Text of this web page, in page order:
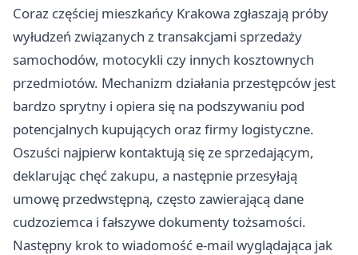
Coraz częściej mieszkańcy Krakowa zgłaszają próby
wyłudzeń związanych z transakcjami sprzedaży
samochodów, motocykli czy innych kosztownych
przedmiotów. Mechanizm działania przestępców jest
bardzo sprytny i opiera się na podszywaniu pod
potencjalnych kupujących oraz firmy logistyczne.
Oszuści najpierw kontaktują się ze sprzedającym,
deklarując chęć zakupu, a następnie przesyłają
umowę przedwstępną, często zawierającą dane
cudzoziemca i fałszywe dokumenty tożsamości.
Następny krok to wiadomość e-mail wyglądająca jak